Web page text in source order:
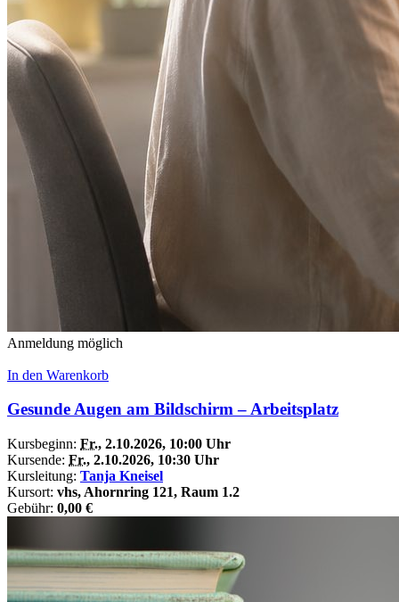
Anmeldung möglich
In den Warenkorb
Gesunde Augen am Bildschirm – Arbeitsplatz
Kursbeginn: Fr., 2.10.2026, 10:00 Uhr
Kursende: Fr., 2.10.2026, 10:30 Uhr
Kursleitung: Tanja Kneisel
Kursort: vhs, Ahornring 121, Raum 1.2
Gebühr: 0,00 €